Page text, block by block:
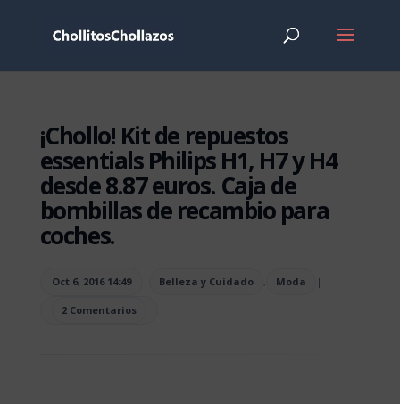
¡Chollo! Kit de repuestos
essentials Philips H1, H7 y H4
desde 8.87 euros. Caja de
bombillas de recambio para
coches.
Oct 6, 2016 14:49 | Belleza y Cuidado , Moda |
2 Comentarios